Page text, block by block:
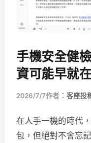
手機安全健
資可能早就
2026/7/7作者： 客座投
在人手一機的時代
包，但絕對不會忘